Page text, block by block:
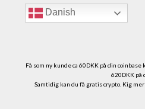
Danish
Få som ny kunde ca 60DKK på din
620DKK på
Samtidig kan du få gratis crypto. Kig